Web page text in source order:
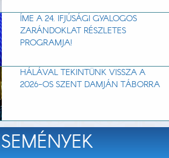
ÍME A 24. IFJÚSÁGI GYALOGOS
ZARÁNDOKLAT RÉSZLETES
PROGRAMJA!
HÁLÁVAL TEKINTÜNK VISSZA A
2026-OS SZENT DAMJÁN TÁBORRA